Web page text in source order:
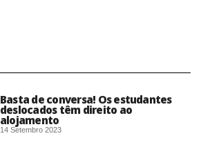
Basta de conversa! Os estudantes
deslocados têm direito ao
alojamento
14 Setembro 2023